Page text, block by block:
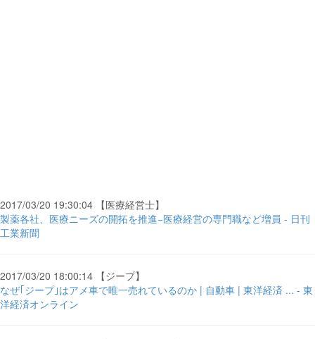
2017/03/20 19:30:04 【医療経営士】
製薬各社、医療ニーズの開拓を推進−医療経営の専門職など増員 - 日刊
工業新聞
2017/03/20 18:00:14 【ジープ】
なぜ｢ジープ｣はアメ車で唯一売れているのか | 自動車 | 東洋経済 ... - 東
洋経済オンライン